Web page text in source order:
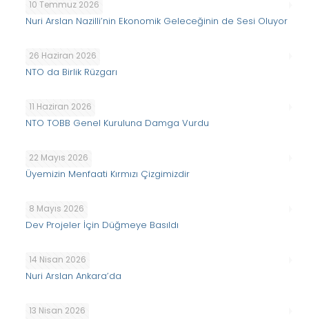
10 Temmuz 2026
Nuri Arslan Nazilli’nin Ekonomik Geleceğinin de Sesi Oluyor
26 Haziran 2026
NTO da Birlik Rüzgarı
11 Haziran 2026
NTO TOBB Genel Kuruluna Damga Vurdu
22 Mayıs 2026
Üyemizin Menfaati Kırmızı Çizgimizdir
8 Mayıs 2026
Dev Projeler İçin Düğmeye Basıldı
14 Nisan 2026
Nuri Arslan Ankara’da
13 Nisan 2026